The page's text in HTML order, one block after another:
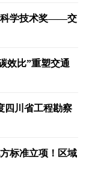
科学技术奖——交
效比”重塑交通
四川省工程勘察
标准立项！区域